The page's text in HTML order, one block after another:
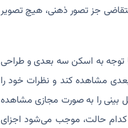
جز تصور ذهنی، هیچ تصویر
توجه به اسکن سه بعدی و طراحی
مشاهده کند و نظرات خود را
بینی را به صورت مجازی مشاهده
کدام حالت، موجب می‌شود اجزای